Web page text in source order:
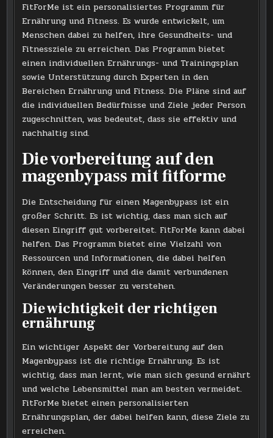
FitForMe ist ein personalisiertes Programm für
Ernährung und Fitness. Es wurde entwickelt, um
Menschen dabei zu helfen, ihre Gesundheits- und
Fitnessziele zu erreichen. Das Programm bietet
einen individuellen Ernährungs- und Trainingsplan
sowie Unterstützung durch Experten in den
Bereichen Ernährung und Fitness. Die Pläne sind auf
die individuellen Bedürfnisse und Ziele jeder Person
zugeschnitten, was bedeutet, dass sie effektiv und
nachhaltig sind.
Die vorbereitung auf den
magenbypass mit fitforme
Die Entscheidung für einen Magenbypass ist ein
großer Schritt. Es ist wichtig, dass man sich auf
diesen Eingriff gut vorbereitet. FitForMe kann dabei
helfen. Das Programm bietet eine Vielzahl von
Ressourcen und Informationen, die dabei helfen
können, den Eingriff und die damit verbundenen
Veränderungen besser zu verstehen.
Die wichtigkeit der richtigen
ernährung
Ein wichtiger Aspekt der Vorbereitung auf den
Magenbypass ist die richtige Ernährung. Es ist
wichtig, dass man lernt, wie man sich gesund ernährt
und welche Lebensmittel man am besten vermeidet.
FitForMe bietet einen personalisierten
Ernährungsplan, der dabei helfen kann, diese Ziele zu
erreichen.